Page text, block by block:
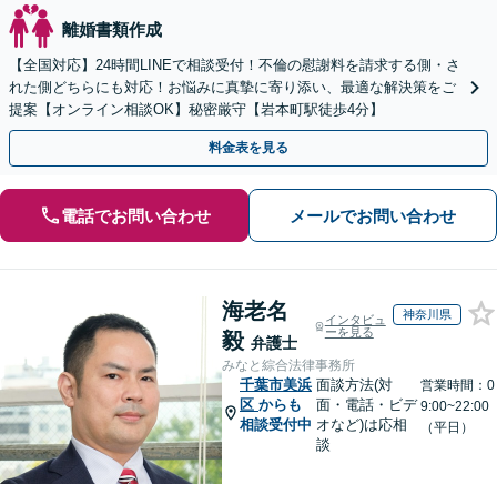
離婚書類作成
【全国対応】24時間LINEで相談受付！不倫の慰謝料を請求する側・さ
れた側どちらにも対応！お悩みに真摯に寄り添い、最適な解決策をご
提案【オンライン相談OK】秘密厳守【岩本町駅徒歩4分】
料金表を見る
電話でお問い合わせ メールでお問い合わせ
海老名
毅 弁護士
インタビュ
ーを見る
神奈川県
みなと綜合法律事務所
千葉市美浜
区 からも
相談受付中
面談方法(対
面・電話・ビデ
オなど)は応相
談
営業時間：0
9:00~22:00
（平日）